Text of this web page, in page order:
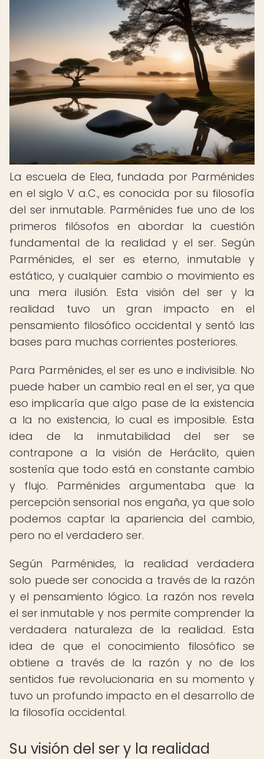
La escuela de Elea, fundada por Parménides
en el siglo V a.C., es conocida por su filosofía
del ser inmutable. Parménides fue uno de los
primeros filósofos en abordar la cuestión
fundamental de la realidad y el ser. Según
Parménides, el ser es eterno, inmutable y
estático, y cualquier cambio o movimiento es
una mera ilusión. Esta visión del ser y la
realidad tuvo un gran impacto en el
pensamiento filosófico occidental y sentó las
bases para muchas corrientes posteriores.
Para Parménides, el ser es uno e indivisible. No
puede haber un cambio real en el ser, ya que
eso implicaría que algo pase de la existencia
a la no existencia, lo cual es imposible. Esta
idea de la inmutabilidad del ser se
contrapone a la visión de Heráclito, quien
sostenía que todo está en constante cambio
y flujo. Parménides argumentaba que la
percepción sensorial nos engaña, ya que solo
podemos captar la apariencia del cambio,
pero no el verdadero ser.
Según Parménides, la realidad verdadera
solo puede ser conocida a través de la razón
y el pensamiento lógico. La razón nos revela
el ser inmutable y nos permite comprender la
verdadera naturaleza de la realidad. Esta
idea de que el conocimiento filosófico se
obtiene a través de la razón y no de los
sentidos fue revolucionaria en su momento y
tuvo un profundo impacto en el desarrollo de
la filosofía occidental.
Su visión del ser y la realidad